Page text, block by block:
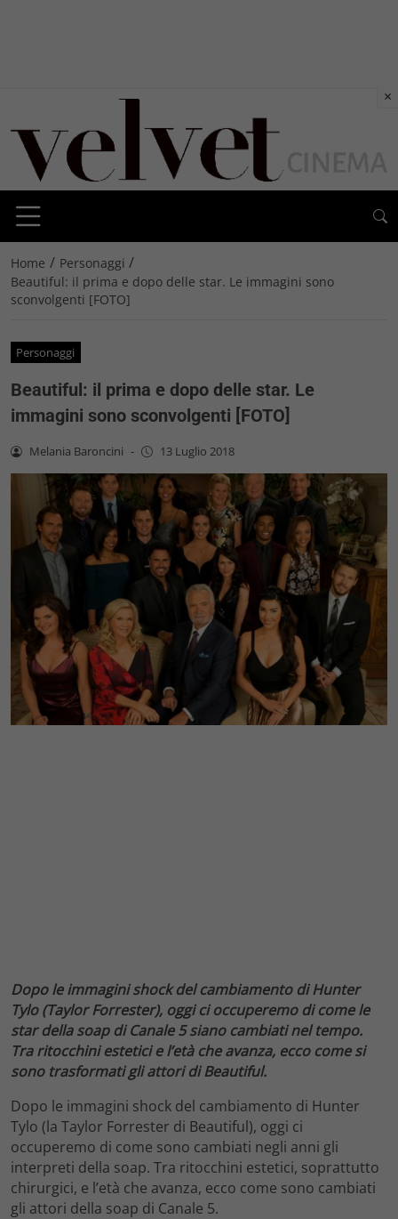
Home / Personaggi /
Beautiful: il prima e dopo delle star. Le immagini sono
sconvolgenti [FOTO]
Personaggi
Beautiful: il prima e dopo delle star. Le
immagini sono sconvolgenti [FOTO]
Melania Baroncini - 13 Luglio 2018
Dopo le immagini shock del cambiamento di Hunter
Tylo (Taylor Forrester), oggi ci occuperemo di come le
star della soap di Canale 5 siano cambiati nel tempo.
Tra ritocchini estetici e l’età che avanza, ecco come si
sono trasformati gli attori di Beautiful.
Dopo le immagini shock del cambiamento di Hunter
Tylo (la Taylor Forrester di Beautiful), oggi ci
occuperemo di come sono cambiati negli anni gli
interpreti della soap. Tra ritocchini estetici, soprattutto
chirurgici, e l’età che avanza, ecco come sono cambiati
gli attori della soap di Canale 5.
×